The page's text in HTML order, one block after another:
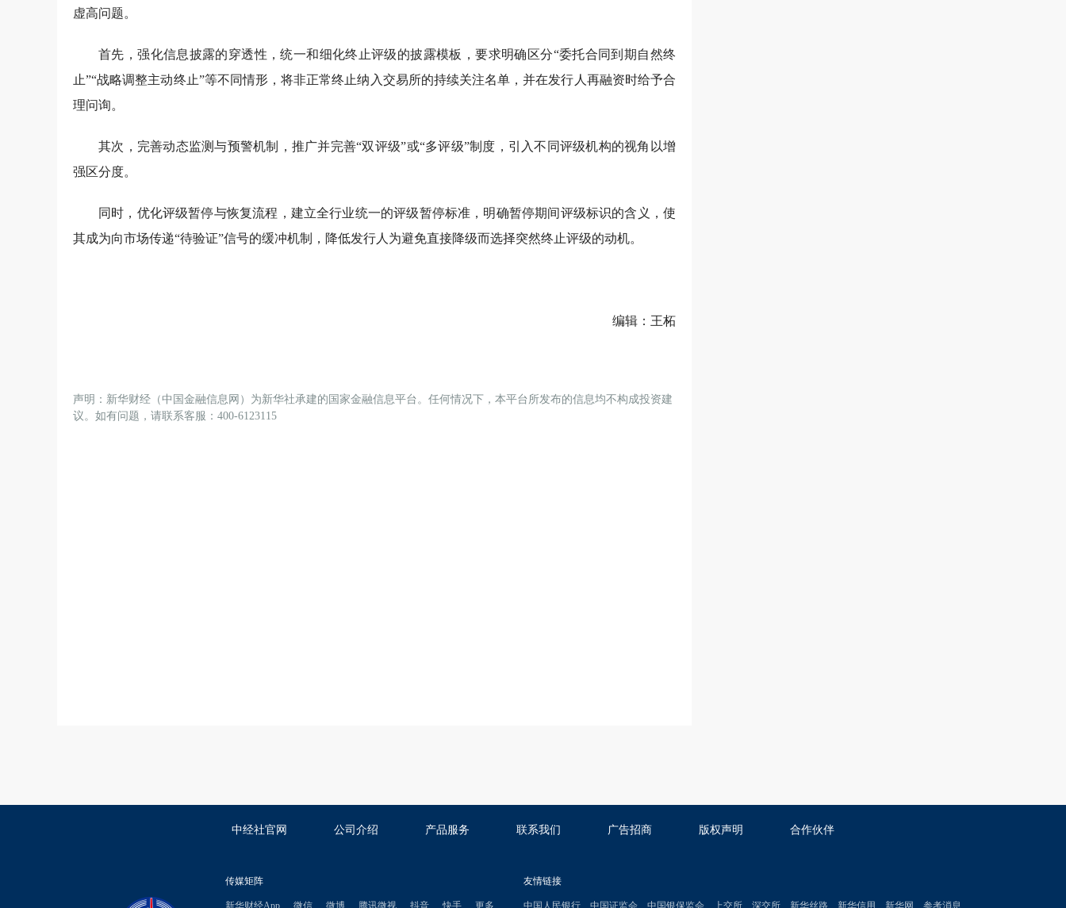
虚高问题。
首先，强化信息披露的穿透性，统一和细化终止评级的披露模板，要求明确区分“委托合同到期自然终
止”“战略调整主动终止”等不同情形，将非正常终止纳入交易所的持续关注名单，并在发行人再融资时给予合
理问询。
其次，完善动态监测与预警机制，推广并完善“双评级”或“多评级”制度，引入不同评级机构的视角以增
强区分度。
同时，优化评级暂停与恢复流程，建立全行业统一的评级暂停标准，明确暂停期间评级标识的含义，使
其成为向市场传递“待验证”信号的缓冲机制，降低发行人为避免直接降级而选择突然终止评级的动机。
编辑：王柘
声明：新华财经（中国金融信息网）为新华社承建的国家金融信息平台。任何情况下，本平台所发布的信息均不构成投资建
议。如有问题，请联系客服：400-6123115
中经社官网 公司介绍 产品服务 联系我们 广告招商 版权声明 合作伙伴
传媒矩阵
新华财经App 微信 微博 腾讯微视 抖音 快手 更多
友情链接
中国人民银行 中国证监会 中国银保监会 上交所 深交所 新华丝路 新华信用 新华网 参考消息